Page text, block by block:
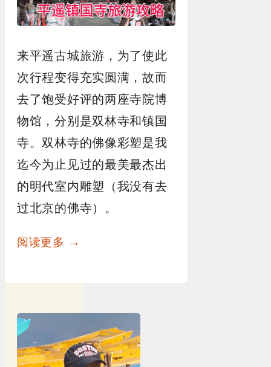
来平遥古城旅游，为了使此
次行程变得充实圆满，故而
去了饱受好评的两座寺院博
物馆，分别是双林寺和镇国
寺。双林寺的佛像彩塑是我
迄今为止见过的最美最杰出
的明代室内雕塑（我没有去
过北京的佛寺）。
阅读更多 →